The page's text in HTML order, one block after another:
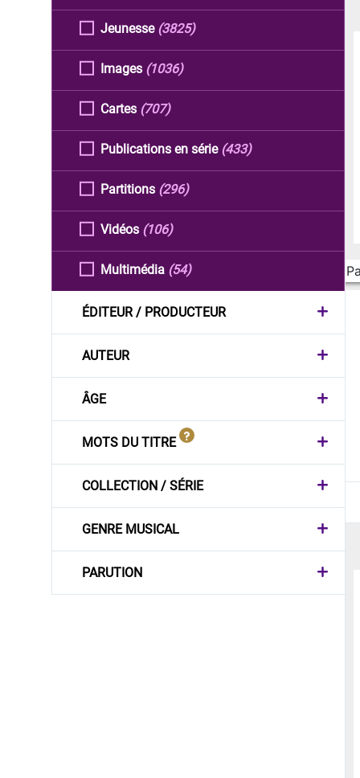
Jeunesse (3825)
Images (1036)
Cartes (707)
Publications en série (433)
Partitions (296)
Vidéos (106)
Multimédia (54)
ÉDITEUR / PRODUCTEUR
AUTEUR
ÂGE
MOTS DU TITRE
COLLECTION / SÉRIE
GENRE MUSICAL
PARUTION